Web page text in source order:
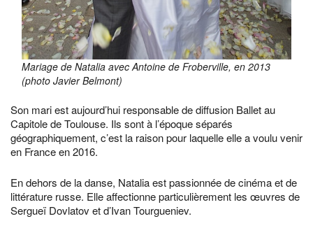
Mariage de Natalia avec Antoine de Froberville, en 2013
(photo Javier Belmont)
Son mari est aujourd’hui responsable de diffusion Ballet au
Capitole de Toulouse. Ils sont à l’époque séparés
géographiquement, c’est la raison pour laquelle elle a voulu venir
en France en 2016.
En dehors de la danse, Natalia est passionnée de cinéma et de
littérature russe. Elle affectionne particulièrement les œuvres de
Sergueï Dovlatov et d’Ivan Tourgueniev.